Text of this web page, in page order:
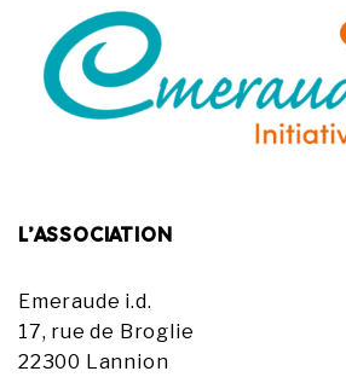
L’ASSOCIATION
Emeraude i.d.
17, rue de Broglie
22300 Lannion